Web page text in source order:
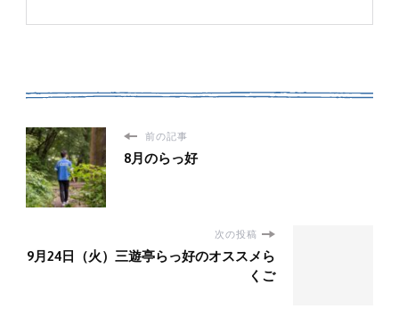
前の記事
8月のらっ好
次の投稿
9月24日（火）三遊亭らっ好のオススメら
くご